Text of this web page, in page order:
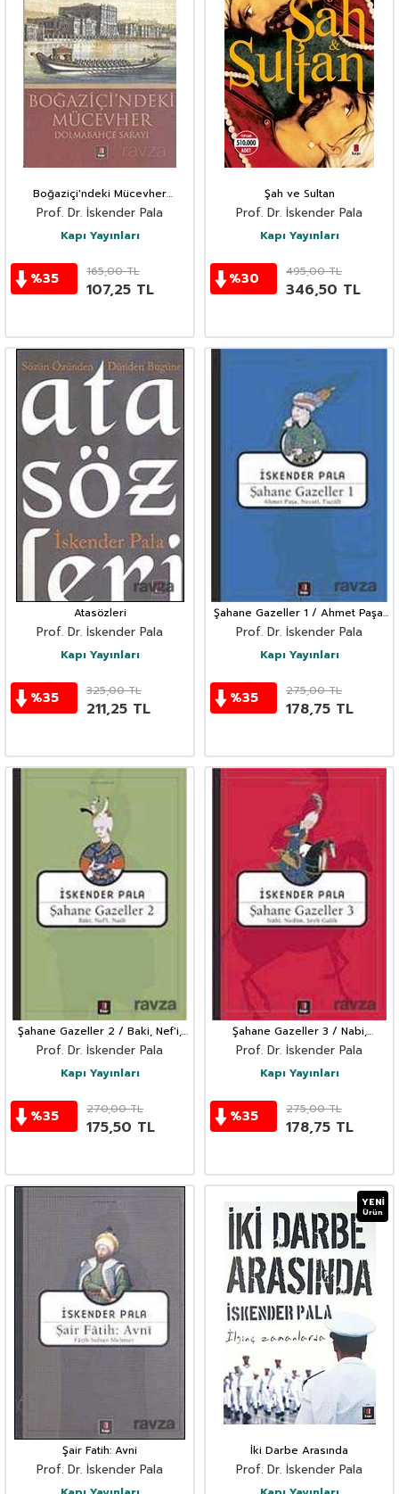
Boğaziçi'ndeki Mücevher
Dolmabahçe Sarayı
Prof. Dr. İskender Pala
Kapı Yayınları
%35 165,00TL
107,25 TL
Şah ve Sultan
Prof. Dr. İskender Pala
Kapı Yayınları
%30 495,00TL
346,50 TL
Atasözleri
Prof. Dr. İskender Pala
Kapı Yayınları
%35 325,00TL
211,25 TL
Şahane Gazeller 1 / Ahmet Paşa,
Necati, Fuzuli
Prof. Dr. İskender Pala
Kapı Yayınları
%35 275,00TL
178,75 TL
Şahane Gazeller 2 / Baki, Nef'i,
Naili
Prof. Dr. İskender Pala
Kapı Yayınları
%35 270,00TL
175,50 TL
Şahane Gazeller 3 / Nabi,
Nedim,Şeyh Galib
Prof. Dr. İskender Pala
Kapı Yayınları
%35 275,00TL
178,75 TL
Şair Fatih: Avni
Prof. Dr. İskender Pala
YENI
Ürün
İki Darbe Arasında
Prof. Dr. İskender Pala